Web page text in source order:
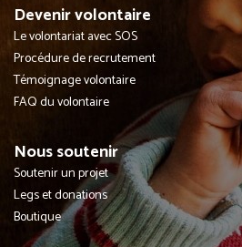
Devenir volontaire
Le volontariat avec SOS
Procédure de recrutement
Témoignage volontaire
FAQ du volontaire
Nous soutenir
Soutenir un projet
Legs et donations
Boutique